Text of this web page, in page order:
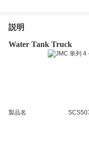
説明
Water Tank Truck
製品名